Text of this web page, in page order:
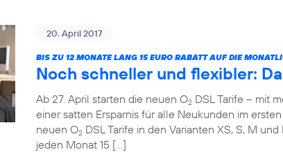
20. April 2017
BIS ZU 12 MONATE LANG 15 EURO RABATT AUF DIE
Noch schneller und flexibler:
Ab 27. April starten die neuen O2 DSL Tarife – mit
einer satten Ersparnis für alle Neukunden im
neuen O2 DSL Tarife in den Varianten XS, S, M
jeden Monat 15 […]